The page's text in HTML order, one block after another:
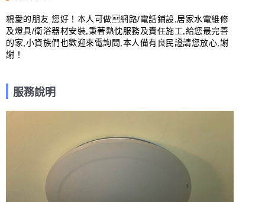
親愛的朋友 您好！本人可做網路/電話鋪設,居家水電維修
及燈具/衛浴器材安裝,秉著熱忱服務及責任施工,給您最完善
的家,小資族們也歡迎來電詢問,本人備有良民證請您放心,謝
謝！
服務說明